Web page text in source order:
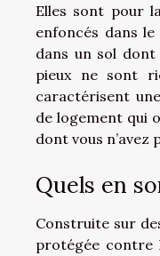
Elles sont pour
enfoncés dans
dans un sol dont
pieux ne sont
caractérisent
de logement qui
dont vous n’avez
Quels en
Construite sur
protégée contre